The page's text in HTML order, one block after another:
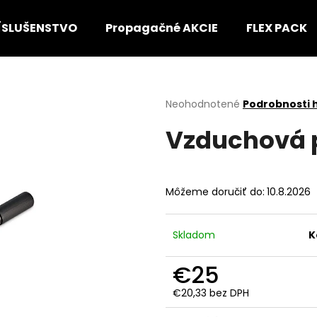
Propagačné AKCIE FLEX PACK
Priemerné
produktu
je
hviezdičiek.
Neohodnotené Podrobnosti
Vzduchová
Môžeme doručiť do: 10.8.2026
Skladom
€25
€20,33 bez DPH
Jednotková
HĽADAŤ